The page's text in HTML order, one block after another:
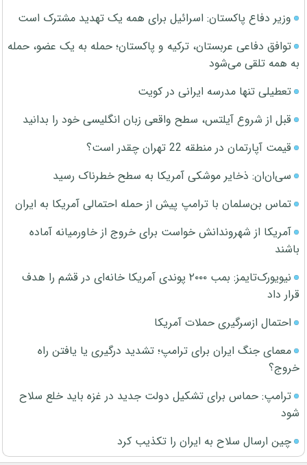
وزیر دفاع پاکستان: اسرائیل برای همه یک تهدید مشترک است
توافق دفاعی عربستان، ترکیه و پاکستان؛ حمله به یک عضو، حمله
به همه تلقی می‌شود
تعطیلی تنها مدرسه ایرانی در کویت
قبل از شروع آیلتس، سطح واقعی زبان انگلیسی خود را بدانید
قیمت آپارتمان در منطقه 22 تهران چقدر است؟
سی‌ان‌ان: ذخایر موشکی آمریکا به سطح خطرناک رسید
تماس بن‌سلمان با ترامپ پیش از حمله احتمالی آمریکا به ایران
آمریکا از شهروندانش خواست برای خروج از خاورمیانه آماده
باشند
نیویورک‌تایمز: بمب ۲۰۰۰ پوندی آمریکا خانه‌ای در قشم را هدف
قرار داد
احتمال ازسرگیری حملات آمریکا
معمای جنگ ایران برای ترامپ؛ تشدید درگیری یا یافتن راه
خروج؟
ترامپ: حماس برای تشکیل دولت جدید در غزه باید خلع سلاح
شود
چین ارسال سلاح به ایران را تکذیب کرد